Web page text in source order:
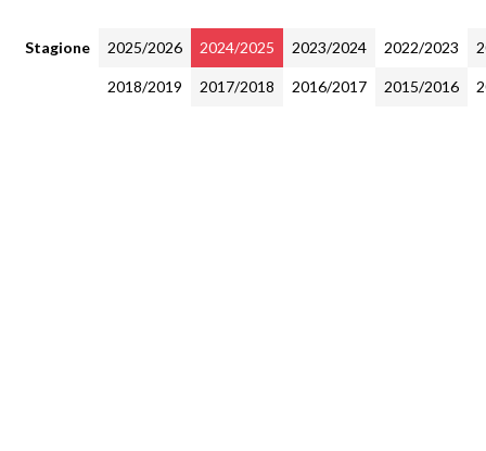
Stagione 2025/2026 2024/2025 2023/2024 2022/2023
2018/2019 2017/2018 2016/2017 2015/2016